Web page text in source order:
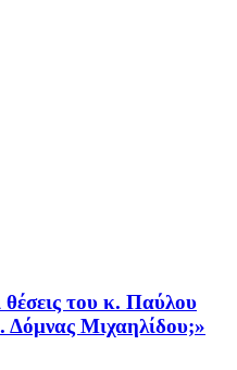
του κ. Παύλου
Δόμνας Μιχαηλίδου;»